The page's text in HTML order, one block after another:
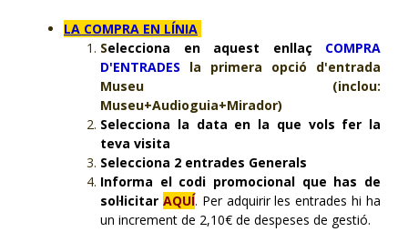
LA COMPRA EN LÍNIA:
Selecciona en aquest enllaç COMPRA
D'ENTRADES la primera opció d'entrada
Museu (inclou:
Museu+Audioguia+Mirador)
Selecciona la data en la que vols fer la
teva visita
Selecciona 2 entrades Generals
Informa el codi promocional que has de
sol·licitar AQUÍ. Per adquirir les entrades hi ha
un increment de 2,10€ de despeses de gestió.